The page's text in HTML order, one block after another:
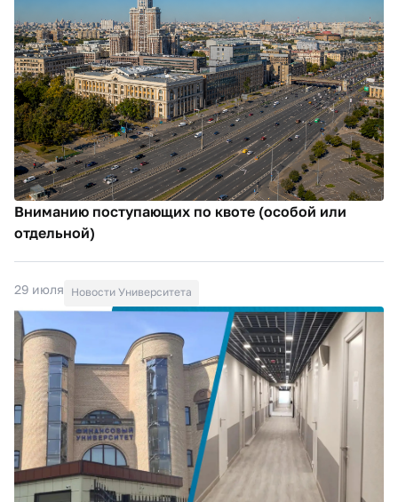
Вниманию поступающих по квоте (особой или
отдельной)
29 июля Новости Университета